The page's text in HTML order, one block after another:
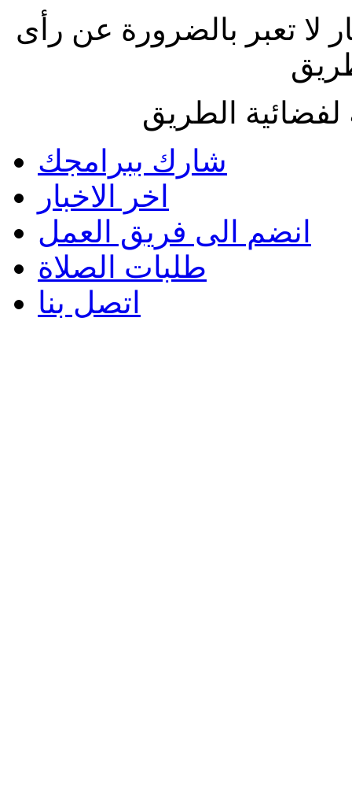
لا تعبر بالضرورة عن رأى
الطريق
شارك ببرامجك
اخر الاخبار
انضم الى فريق العمل
طلبات الصلاة
اتصل بنا